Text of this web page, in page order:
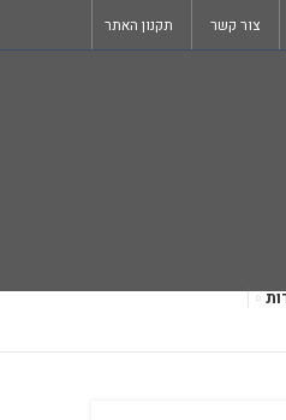
צור קשר תקנון האתר